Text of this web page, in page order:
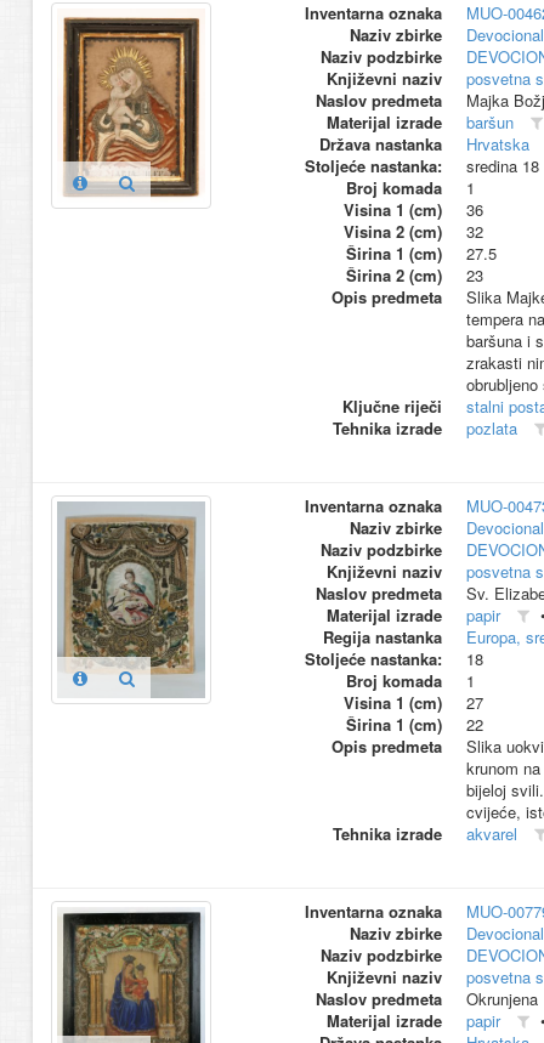
Inventarna oznaka
MUO-
Naziv zbirke
Naziv podzbirke
Književni naziv
posvetna
Naslov predmeta
Majka
Materijal izrade
baršun
Država nastanka
Hrvatska
Stoljeće nastanka:
sredina 18
Broj komada
1
Visina 1 (cm)
36
Visina 2 (cm)
32
Širina 1 (cm)
27.5
Širina 2 (cm)
23
Opis predmeta
Slika
tempera
baršuna i
zrakasti
Ključne riječi
stalni
Tehnika izrade
pozlata
Inventarna oznaka
MUO-
Naziv zbirke
Naziv podzbirke
Književni naziv
posvetna
Naslov predmeta
Sv.
Materijal izrade
papir
Regija nastanka
Europa,
Stoljeće nastanka:
18
Broj komada
1
Visina 1 (cm)
27
Širina 1 (cm)
22
Opis predmeta
Slika
krunom
bijeloj
cvijeće,
Tehnika izrade
akvarel
Inventarna oznaka
MUO-
Naziv zbirke
Naziv podzbirke
Književni naziv
posvetna
Naslov predmeta
Materijal izrade
papir